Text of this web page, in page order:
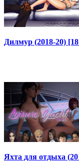
Дилмур (2018-20)
Яхта для отдыха